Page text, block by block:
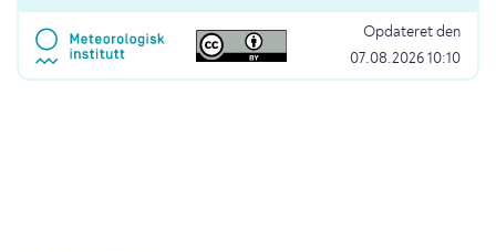
Opdateret den
07.08.2026 10:10